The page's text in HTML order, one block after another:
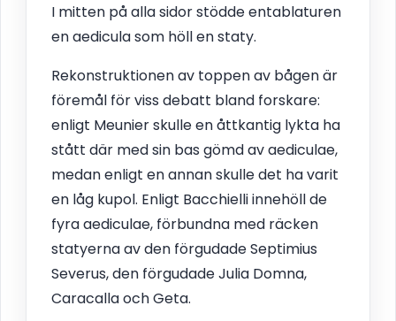
I mitten på alla sidor stödde entablaturen
en aedicula som höll en staty.
Rekonstruktionen av toppen av bågen är
föremål för viss debatt bland forskare:
enligt Meunier skulle en åttkantig lykta ha
stått där med sin bas gömd av aediculae,
medan enligt en annan skulle det ha varit
en låg kupol. Enligt Bacchielli innehöll de
fyra aediculae, förbundna med räcken
statyerna av den förgudade Septimius
Severus, den förgudade Julia Domna,
Caracalla och Geta.